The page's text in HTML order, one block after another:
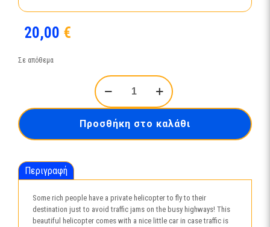
20,00 €
Σε απόθεμα
PERSONAL
HELICOPTER-
Μ38Β0363
Προσθήκη στο καλάθι
Περιγραφή
Some rich people have a private helicopter to fly to their
destination just to avoid traffic jams on the busy highways! This
beautiful helicopter comes with a nice little car in case traffic is